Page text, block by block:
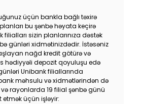
обслуживания
О банке
üçün bankla bağlı təxirə
bu şənbə həyata keçirə
filialları sizin planlarınıza dəstək
günləri xidmətinizdədir. İstəsəniz
nağd kredit götürə və
hədiyyəli depozit qoyuluşu edə
Unibank filiallarında
məhsulu və xidmətlərindən də
və rayonlarda 19 filial şənbə günü
etmək üçün işləyir: